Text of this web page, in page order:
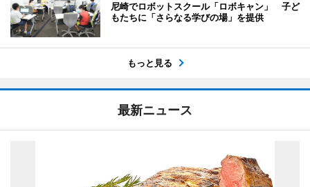
尼崎でロボットスクール「ロボキャン」 子ど
もたちに「さらなる学びの場」を提供
もっと見る
最新ニュース